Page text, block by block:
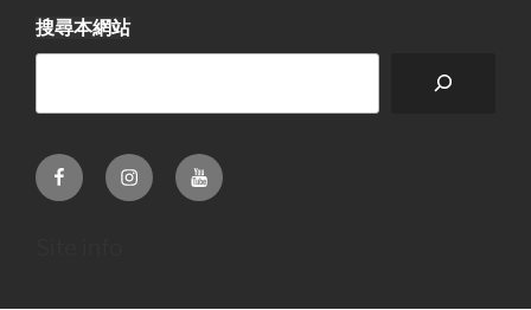
搜尋本網站
FacebookInstagramYoutube